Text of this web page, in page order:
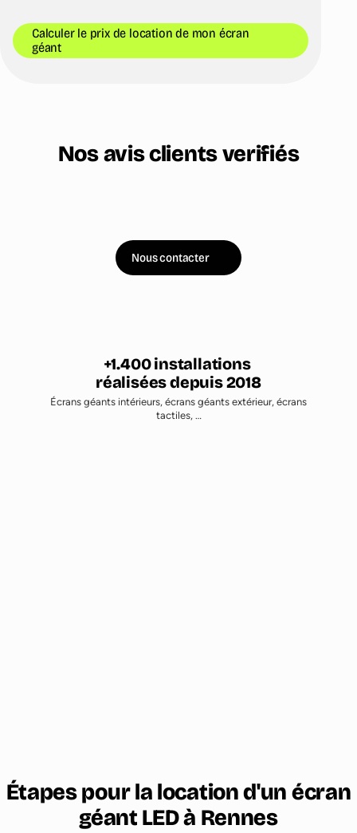
Calculer le prix de location de mon écran
géant
Nos avis clients verifiés
Nous contacter
1.400
Écrans géants intérieurs, écrans géants extérieur, écrans
tactiles, …
Étapes pour la location d'un écran
géant LED à Rennes